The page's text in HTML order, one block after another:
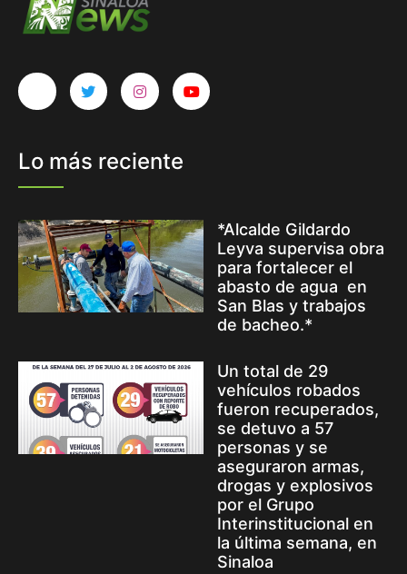
Lo más reciente
*Alcalde Gildardo
Leyva supervisa obra
para fortalecer el
abasto de agua en
San Blas y trabajos
de bacheo.*
Un total de 29
vehículos robados
fueron recuperados,
se detuvo a 57
personas y se
aseguraron armas,
drogas y explosivos
por el Grupo
Interinstitucional en
la última semana, en
Sinaloa